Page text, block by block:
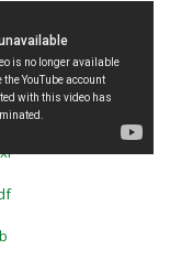
песня
И днем,
ты со